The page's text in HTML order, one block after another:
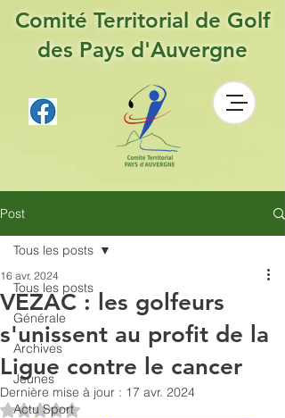
Comité Territorial de Golf
des Pays d'Auvergne
Post
Tous les posts
Générale
Archives
Jeunes
Actu Sport
Tous les posts
VEZAC : les golfeurs
s'unissent au profit de la
Ligue contre le cancer
16 avr. 2024
Dernière mise à jour : 17 avr. 2024
Noté NaN étoiles sur 5.